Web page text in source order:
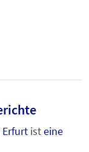
Erfurt isteine